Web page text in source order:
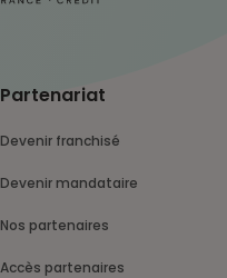
Partenariat
Devenir franchisé
Devenir mandataire
Nos partenaires
Accès partenaires